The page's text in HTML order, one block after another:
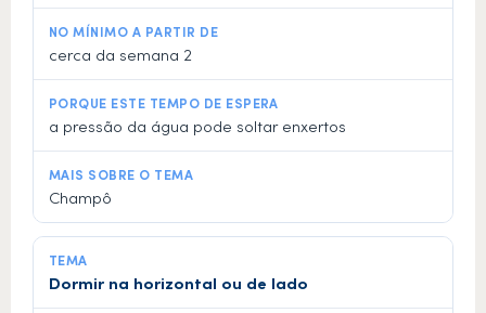
cerca da semana 2
a pressão da água pode soltar enxertos
Champô
Dormir na horizontal ou de lado